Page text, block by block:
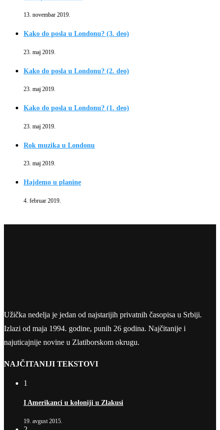
13. novembar 2019.
Kako do posla u Londonu? (3. deo)
23. maj 2019.
Kako do posla u Londonu? (2. deo)
23. maj 2019.
Kako do posla u Londonu? (1. deo)
23. maj 2019.
Rok muzika u Londonu
23. maj 2019.
Hajdemo u planine
4. februar 2019.
Užička nedelja je jedan od najstarijih privatnih časopisa u Srbiji.
Izlazi od maja 1994. godine, punih 26 godina. Najčitanije i
najuticajnije novine u Zlatiborskom okrugu.
NAJČITANIJI TEKSTOVI
1
I Amerikanci u koloniji u Zlakusi
19. avgust 2015.